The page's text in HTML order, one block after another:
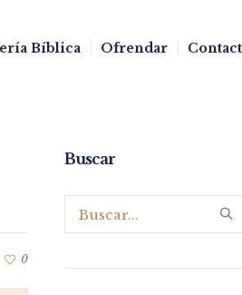
Bíblica Ofrendar
0
Buscar